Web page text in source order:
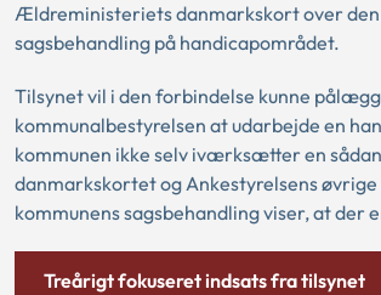
Ældreministeriets danmarkskort over den
sagsbehandling på handicapområdet.
Tilsynet vil i den forbindelse kunne
kommunalbestyrelsen at udarbejde en
kommunen ikke selv iværksætter en
danmarkskortet og Ankestyrelsens øvrige
kommunens sagsbehandling viser, at der
Treårigt fokuseret indsats fra tilsynet